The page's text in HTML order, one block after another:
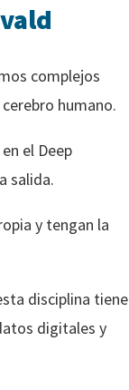
complejos
humano.
el Deep
salida.
y tengan la
disciplina tiene
digitales y